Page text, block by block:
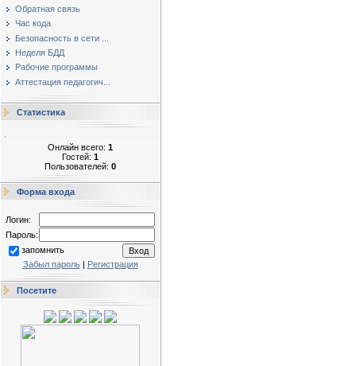
Обратная связь
Час кода
Безопасность в сети ...
Неделя БДД
Рабочие программы
Аттестация педагогич...
Статистика
Онлайн всего: 1
Гостей: 1
Пользователей: 0
Форма входа
Логин:
Пароль:
запомнить
Забыл пароль| Регистрация
Посетите